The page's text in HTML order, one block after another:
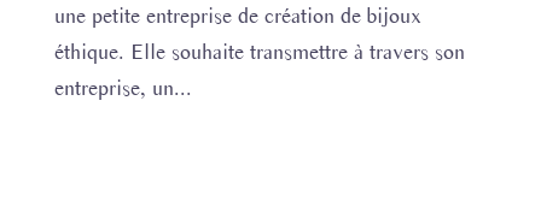
une petite entreprise de création de bijoux
éthique. Elle souhaite transmettre à travers son
entreprise, un...